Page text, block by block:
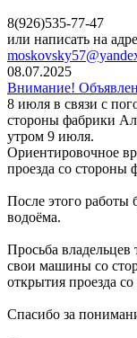
8(926)535-77-47
или написать на
08.07.2025
Внимание!
8 июля в связи с
стороны фабрики
утром 9 июля.
Ориентировочное
проезда со стороны
После этого работы
водоёма.
Просьба владельцев
свои машины со
открытия проезда
Спасибо за